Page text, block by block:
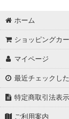
ホーム
ショッピングカ
マイページ
最近チェックし
特定商取引法表示
ご利用案内